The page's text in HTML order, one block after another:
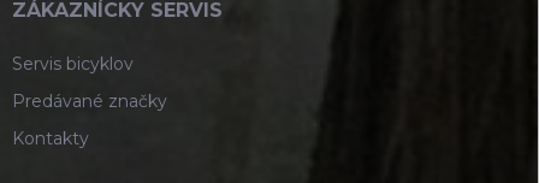
ZÁKAZNÍCKY SERVIS
Servis bicyklov
Predávané značky
Kontakty